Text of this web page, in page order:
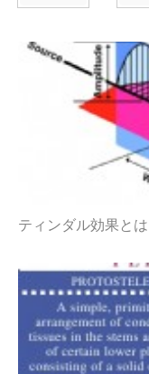
ティンダル効果とは